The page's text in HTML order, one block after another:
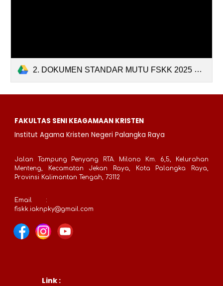
2. DOKUMEN STANDAR MUTU FSKK 2025 FIX.pdf
FAKULTAS SENI KEAGAMAAN KRISTEN
Institut Agama Kristen Negeri Palangka Raya
Jalan Tampung Penyang RTA. Milono Km. 6,5, Kelurahan
Menteng, Kecamatan Jekan Raya, Kota Palangka Raya,
Provinsi Kalimantan Tengah, 73112
Email
:
fiskk.iaknpky@gmail.com
Link :